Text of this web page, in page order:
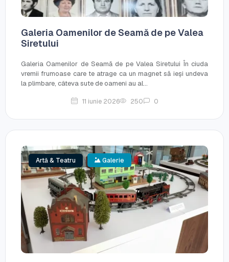
Galeria Oamenilor de Seamă de pe Valea
Siretului
Galeria Oamenilor de Seamă de pe Valea Siretului În ciuda
vremii frumoase care te atrage ca un magnet să ieși undeva
la plimbare, câteva sute de oameni au al...
11 iunie 2026 250 0
Artă & Teatru Galerie